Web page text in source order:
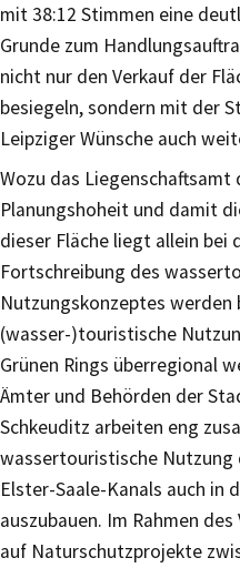
mit 38:12 Stimmen eine
Grunde zum
nicht nur den Verkauf der
besiegeln, sondern mit der
Leipziger Wünsche auch
Wozu das Liegenschaftsamt
Planungshoheit und damit
dieser Fläche liegt allein bei
Fortschreibung des
Nutzungskonzeptes werden
(wasser-)touristische
Grünen Rings überregional
Ämter und Behörden der
Schkeuditz arbeiten eng
wassertouristische Nutzung
Elster-Saale-Kanals auch in
auszubauen. Im Rahmen
auf Naturschutzprojekte